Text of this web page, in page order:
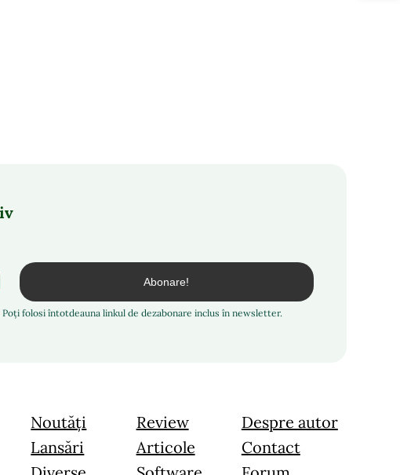
folosi întotdeauna linkul de dezabonare inclus în newsletter.
Noutăți
Lansări
Review
Articole
Despre autor
Contact